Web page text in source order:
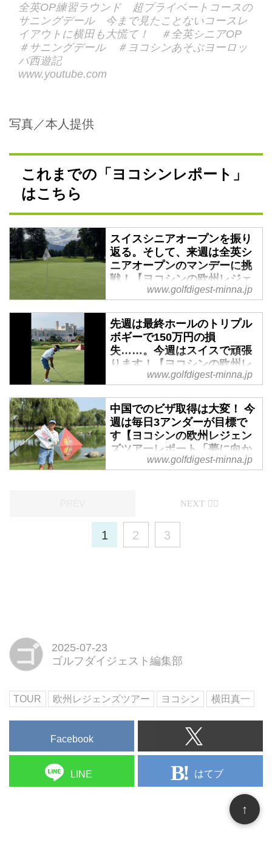
全英OP練習ラウンド 超プライベートコースの
サニングデール 今まで見たことないコースレ
イアウトに横田も大慌て！ ＃全英シニアOP
＃サニングデール ＃ヨコシンあそぶヨーロッ
パ西遊記
www.youtube.com
写真／本人提供
これまでの「ヨコシンレポート」
はこちら
スイスシニアオープンを振り
返る。そして、来週は全英シ
ニアオープンのマンデーに挑
戦！【ヨコシンの欧州レジェ
ンズツアーレポート「夢に向
ルフダイジェスト
レジェンズツアー6戦目となるス
イスシニアオープンを終えまし
た。今週は試合がないので、これ
からイギリスに移動して、来週行
（ISPSハンダ シニアオープン）
のマンデートーナメント（予選
会）に備える予定です。そこで、
今回はスイスシニアオープンを振
り返りつつ、今後のボクの目標と
www.golfdigest-minna.jp
先週は最終ホールのトリプル
ボギーで150万円の損
失……。今週はスイスで頑張
ります！【ヨコシンの欧州レ
ジェンズツアーレポート「夢
のゴルフダイジェスト
7月10日。中国のレインウッド・
レジェンズ・チャンピオンシップ
を終え、そのままスイスに来てい
ます。明日からスイスシニアオー
振り返ってみたいと思います。
www.golfdigest-minna.jp
中国でのビザ取得は大変！ 今
週は毎日3アンダーが目標で
す【ヨコシンの欧州レジェン
ズツアーレポート「夢に向か
って」 #11】 - みんなのゴル
日から始まるレインウッド・レジ
ェンズ・チャンピオンシップに出
場するために、中国のレインウッ
ド・パイン・バレー（北京）とい
www.golfdigest-minna.jp
1 2 3
ゴ
2025-07-23
ゴルフダイジェスト編集部
TOUR 欧州レジェンズツアー ヨコシン 横田真一
Facebook
LINE はてブ
↑